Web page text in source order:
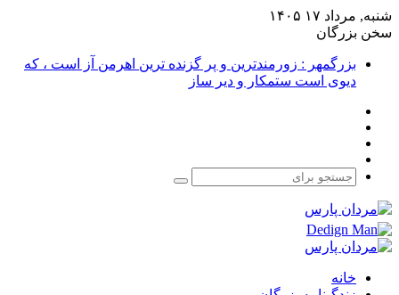
شنبه, مرداد ۱۷ ۱۴۰۵
سخن بزرگان
بزرگمهر : زورمندترین و پر گزنده ترین اهرمن آز است ، که
دیوی است ستمکار و دیر ساز
جستجو
خانه